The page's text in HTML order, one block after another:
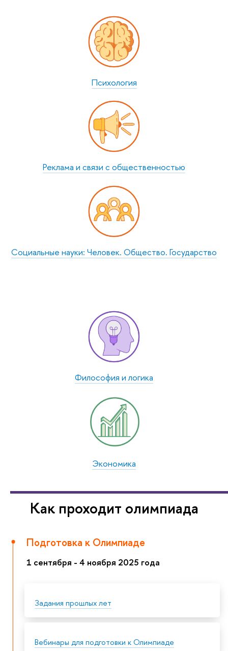
Психология
Реклама и связи с общест­венностью
Социальные науки: Человек. Общество. Государство
Философия и логика
Экономика
Как проходит олимпиада
Подготовка к Олимпиаде
1 сентября - 4 ноября 2025 года
Задания прошлых лет
Вебинары для подготовки к Олимпиаде